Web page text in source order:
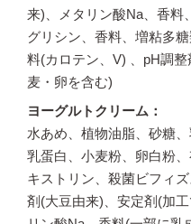
来)、メタリン酸Na、香料
グリシン、香料、増粘多
料(カロテン、V) 、pH調
麦・卵を含む)
ヨーグルトクリーム
水あめ、植物油脂、砂糖
乳蛋白、小麦粉、卵白粉
キストリン、殺菌ビフィ
剤(大豆由来)、安定剤(加